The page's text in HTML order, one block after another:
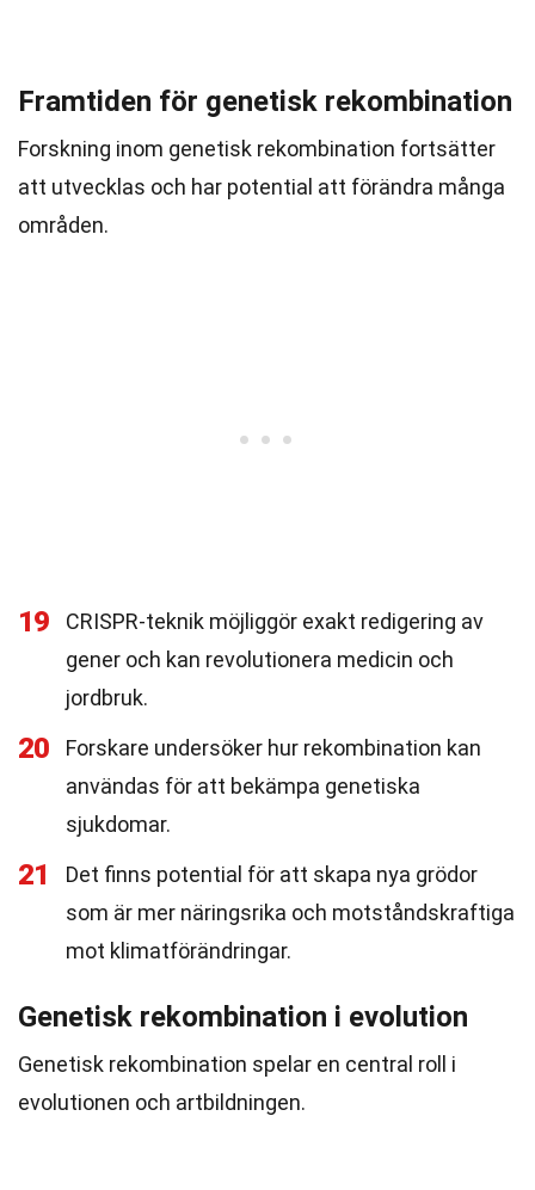
Framtiden för genetisk rekombination
Forskning inom genetisk rekombination fortsätter
att utvecklas och har potential att förändra många
områden.
19
CRISPR-teknik möjliggör exakt redigering av
gener och kan revolutionera medicin och
jordbruk.
20
Forskare undersöker hur rekombination kan
användas för att bekämpa genetiska
sjukdomar.
21
Det finns potential för att skapa nya grödor
som är mer näringsrika och motståndskraftiga
mot klimatförändringar.
Genetisk rekombination i evolution
Genetisk rekombination spelar en central roll i
evolutionen och artbildningen.